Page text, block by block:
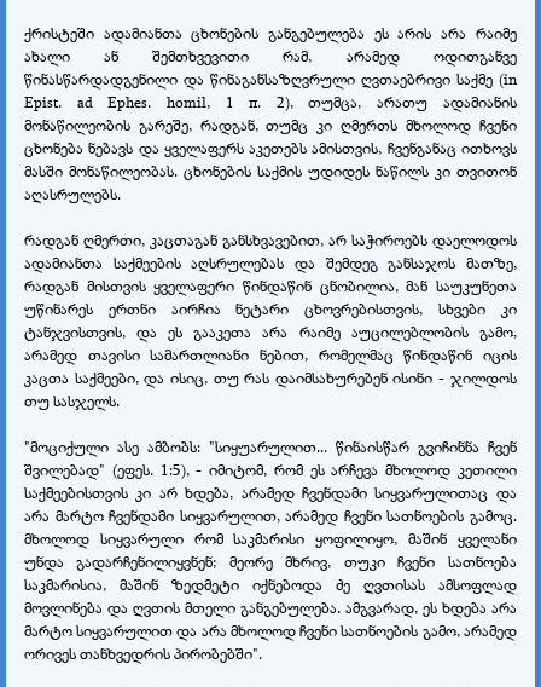
ქრისტეში ადამიანთა ცხონების განგებულება ეს არის არა რაიმე
ახალი ან შემთხვევითი რამ, არამედ ოდითგანვე
წინასწარდადგენილი და წინაგანსაზღვრული ღვთაებრივი საქმე (in
Epist. аd Ерhes. homil, 1 п. 2), თუმცა, არათუ ადამიანის
მონაწილეობის გარეშე, რადგან, თუმც კი ღმერთს მხოლოდ ჩვენი
ცხონება ნებავს და ყველაფერს აკეთებს ამისთვის, ჩვენგანაც ითხოვს
მასში მონაწილეობას. ცხონების საქმის უდიდეს ნაწილს კი თვითონ
აღასრულებს.
რადგან ღმერთი, კაცთაგან განსხვავებით, არ საჭიროებს დაელოდოს
ადამიანთა საქმეების აღსრულებას და შემდეგ განსაჯოს მათზე,
რადგან მისთვის ყველაფერი წინდაწინ ცნობილია, მან საუკუნეთა
უწინარეს ერთნი აირჩია ნეტარი ცხოვრებისთვის, სხვები კი
ტანჯვისთვის, და ეს გააკეთა არა რაიმე აუცილებლობის გამო,
არამედ თავისი სამართლიანი ნებით, რომელმაც წინდაწინ იცის
კაცთა საქმეები, და ისიც, თუ რას დაიმსახურებენ ისინი - ჯილდოს
თუ სასჯელს.
"მოციქული ასე ამბობს: "სიყუარულით... წინაისწარ გვიჩინნა ჩვენ
შვილებად" (ეფეს. 1:5), - იმიტომ, რომ ეს არჩევა მხოლოდ კეთილი
საქმეებისთვის კი არ ხდება, არამედ ჩვენდამი სიყვარულითაც და
არა მარტო ჩვენდამი სიყვარულით, არამედ ჩვენი სათნოების გამოც.
მხოლოდ სიყვარული რომ საკმარისი ყოფილიყო, მაშინ ყველანი
უნდა გადარჩენილიყვნენ; მეორე მხრივ, თუკი ჩვენი სათნოება
საკმარისია, მაშინ ზედმეტი იქნებოდა ძე ღვთისას ამსოფლად
მოვლინება და ღვთის მთელი განგებულება. ამგვარად, ეს ხდება არა
მარტო სიყვარულით და არა მხოლოდ ჩვენი სათნოების გამო, არამედ
ორივეს თანხვედრის პირობებში".